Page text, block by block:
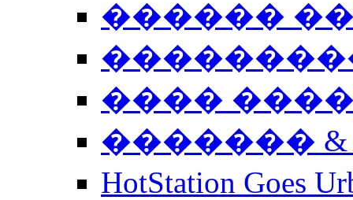
������
����
�������
HotStation